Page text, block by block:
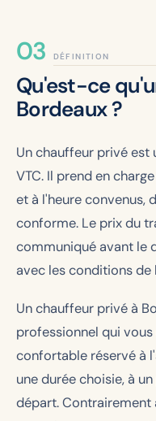
DÉFINITION
Qu'est-ce
Bordeaux ?
Un chauffeur privé
VTC. Il prend en
et à l'heure convenus,
conforme. Le prix du
communiqué avant le
avec les conditions de
Un chauffeur privé à
professionnel qui
confortable réservé à
une durée choisie, à
départ. Contrairement